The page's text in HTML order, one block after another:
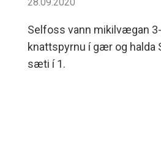
Selfoss vann mikilvægan
knattspyrnu í gær og halda
sæti í 1.